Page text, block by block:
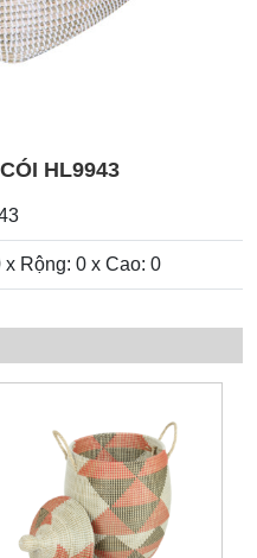
HL9943
x Rộng: 0 x Cao: 0